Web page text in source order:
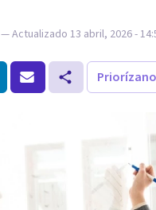
— Actualizado 13 abril, 2026 -